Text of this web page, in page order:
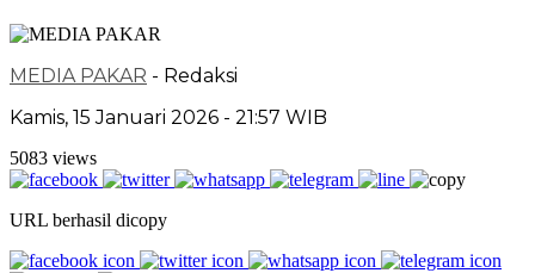
MEDIA PAKAR - Redaksi
Kamis, 15 Januari 2026 - 21:57 WIB
5083 views
URL berhasil dicopy